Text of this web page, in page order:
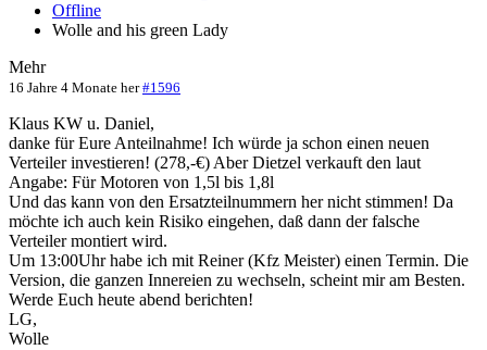
Offline
Wolle and his green Lady
Mehr
16 Jahre 4 Monate her #1596
Klaus KW u. Daniel,
danke für Eure Anteilnahme! Ich würde ja schon einen neuen
Verteiler investieren! (278,-€) Aber Dietzel verkauft den laut
Angabe: Für Motoren von 1,5l bis 1,8l
Und das kann von den Ersatzteilnummern her nicht stimmen! Da
möchte ich auch kein Risiko eingehen, daß dann der falsche
Verteiler montiert wird.
Um 13:00Uhr habe ich mit Reiner (Kfz Meister) einen Termin. Die
Version, die ganzen Innereien zu wechseln, scheint mir am Besten.
Werde Euch heute abend berichten!
LG,
Wolle